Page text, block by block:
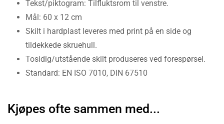
Tekst/piktogram: Tilfluktsrom til venstre.
Mål: 60 x 12 cm
Skilt i hardplast leveres med print på en side og
tildekkede skruehull.
Tosidig/utstående skilt produseres ved forespørsel.
Standard: EN ISO 7010, DIN 67510
Kjøpes ofte sammen med...